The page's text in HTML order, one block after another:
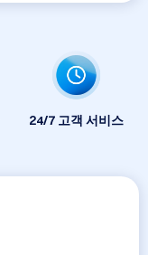
24/7 고객 서비스